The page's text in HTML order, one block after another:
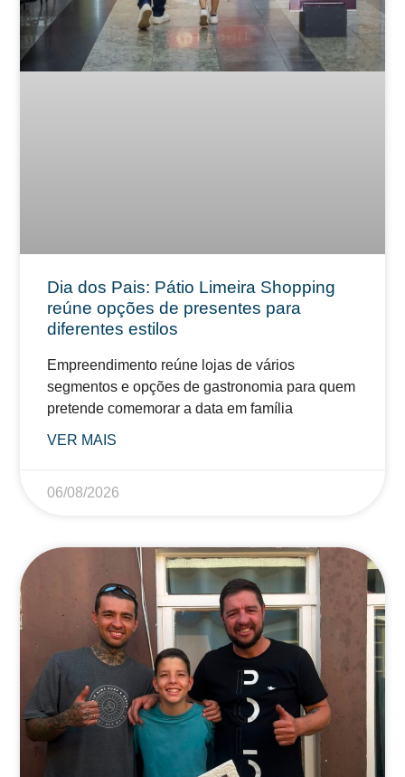
Dia dos Pais: Pátio Limeira Shopping
reúne opções de presentes para
diferentes estilos
Empreendimento reúne lojas de vários
segmentos e opções de gastronomia para quem
pretende comemorar a data em família
VER MAIS
06/08/2026